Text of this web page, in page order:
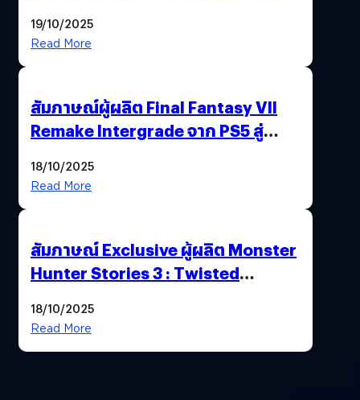
พาณิชย์ร่วมชูความสำเร็จ
19/10/2025
Read More
สัมภาษณ์ผู้ผลิต Final Fantasy VII
Remake Intergrade จาก PS5 สู่
18/10/2025
Read More
สัมภาษณ์ Exclusive ผู้ผลิต Monster
Hunter Stories 3 : Twisted
สวยฉ่ำ !
18/10/2025
Read More